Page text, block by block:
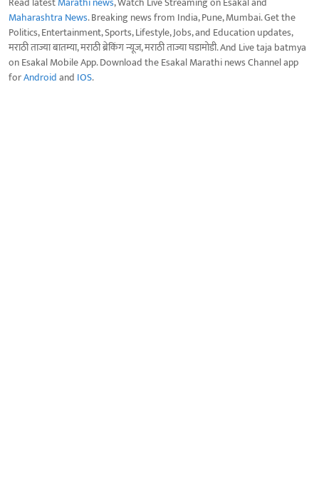
Maharashtra News. Breaking news from India, Pune, Mumbai. Get the
Politics, Entertainment, Sports, Lifestyle, Jobs, and Education updates,
मराठी ताज्या बातम्या, मराठी ब्रेकिंग न्यूज, मराठी ताज्या घडामोडी. And Live taja batmya
on Esakal Mobile App. Download the Esakal Marathi news Channel app
forAndroidand IOS.